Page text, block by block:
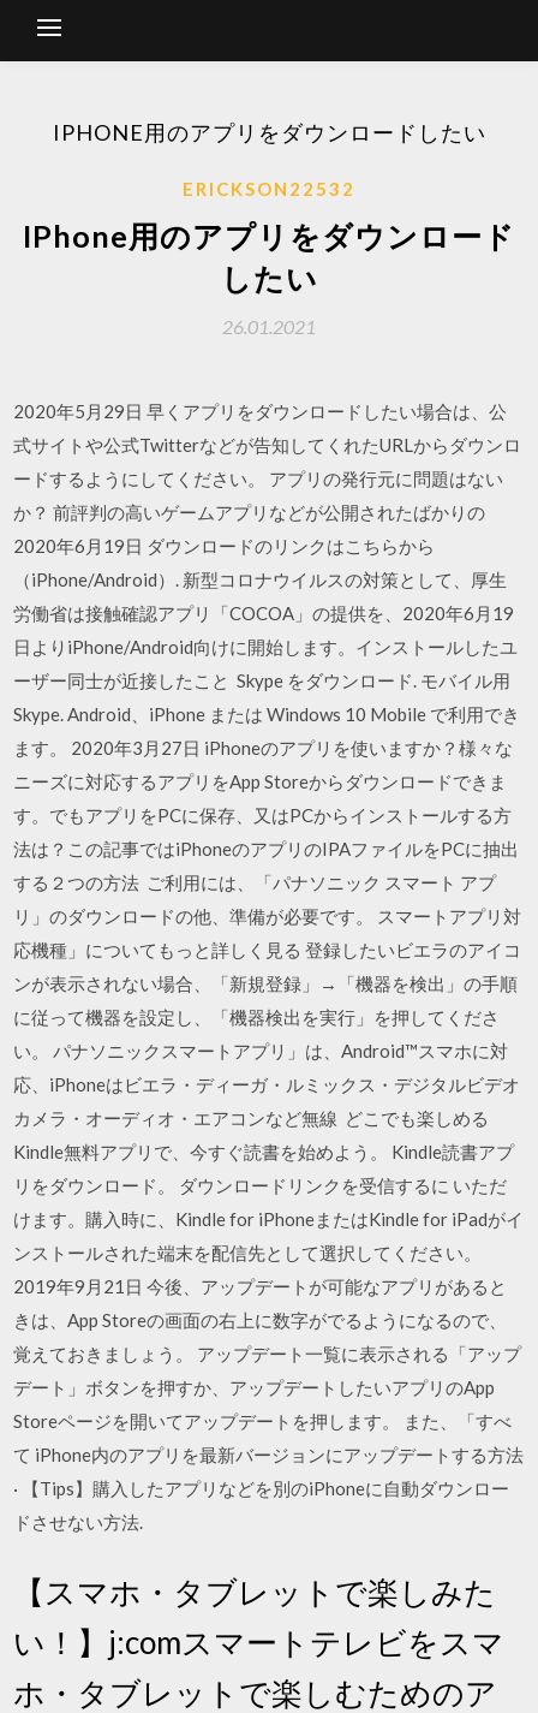
IPHONE用のアプリをダウンロードしたい
ERICKSON22532
IPhone用のアプリをダウンロード
したい
26.01.2021
2020年5月29日 早くアプリをダウンロードしたい場合は、公
式サイトや公式Twitterなどが告知してくれたURLからダウンロ
ードするようにしてください。 アプリの発行元に問題はない
か？ 前評判の高いゲームアプリなどが公開されたばかりの
2020年6月19日 ダウンロードのリンクはこちらから
（iPhone/Android）. 新型コロナウイルスの対策として、厚生
労働省は接触確認アプリ「COCOA」の提供を、2020年6月19
日よりiPhone/Android向けに開始します。インストールしたユ
ーザー同士が近接したこと Skype をダウンロード. モバイル用
Skype. Android、iPhone または Windows 10 Mobile で利用でき
ます。 2020年3月27日 iPhoneのアプリを使いますか？様々な
ニーズに対応するアプリをApp Storeからダウンロードできま
す。でもアプリをPCに保存、又はPCからインストールする方
法は？この記事ではiPhoneのアプリのIPAファイルをPCに抽出
する２つの方法 ご利用には、「パナソニック スマート アプ
リ」のダウンロードの他、準備が必要です。 スマートアプリ対
応機種」についてもっと詳しく見る 登録したいビエラのアイコ
ンが表示されない場合、「新規登録」→「機器を検出」の手順
に従って機器を設定し、「機器検出を実行」を押してくださ
い。 パナソニックスマートアプリ」は、Android™スマホに対
応、iPhoneはビエラ・ディーガ・ルミックス・デジタルビデオ
カメラ・オーディオ・エアコンなど無線 どこでも楽しめる
Kindle無料アプリで、今すぐ読書を始めよう。 Kindle読書アプ
リをダウンロード。 ダウンロードリンクを受信するに いただ
けます。購入時に、Kindle for iPhoneまたはKindle for iPadがイ
ンストールされた端末を配信先として選択してください。
2019年9月21日 今後、アップデートが可能なアプリがあると
きは、App Storeの画面の右上に数字がでるようになるので、
覚えておきましょう。 アップデート一覧に表示される「アップ
デート」ボタンを押すか、アップデートしたいアプリのApp
Storeページを開いてアップデートを押します。 また、「すべ
て iPhone内のアプリを最新バージョンにアップデートする方法
· 【Tips】購入したアプリなどを別のiPhoneに自動ダウンロー
ドさせない方法.
【スマホ・タブレットで楽しみた
い！】j:comスマートテレビをスマ
ホ・タブレットで楽しむためのア